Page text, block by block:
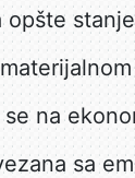
opšte
na
sa